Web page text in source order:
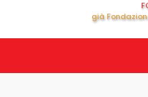
già